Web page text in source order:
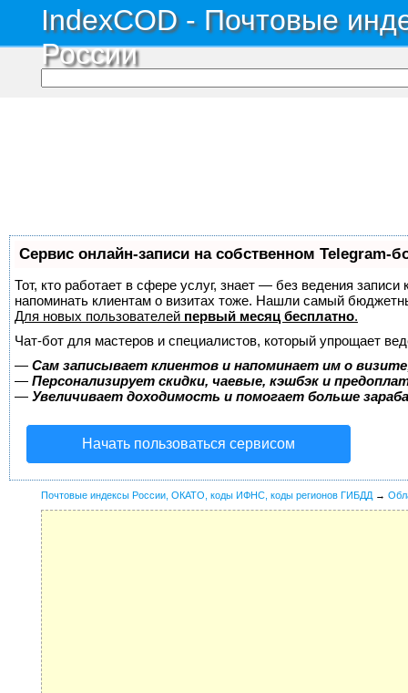
IndexCOD - Почтовые
России
Сервис онлайн-записи на собственном Telegram-
Тот, кто работает в сфере услуг, знает — без ведения
напоминать клиентам о визитах тоже. Нашли самый
Для новых пользователей первый месяц бесплатно.
Чат-бот для мастеров и специалистов, который упрощает
— Сам записывает клиентов и напоминает им о
— Персонализирует скидки, чаевые, кэшбэк и
— Увеличивает доходимость и помогает больше
Начать пользоваться сервисом
Почтовые индексы России, ОКАТО, коды ИФНС, коды регионов ГИБДД →